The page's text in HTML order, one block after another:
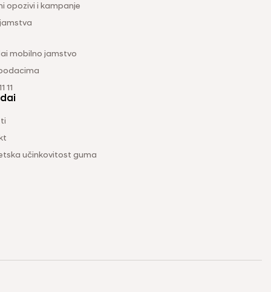
opozivi i kampanje
mobilno jamstvo
11
učinkovitost guma